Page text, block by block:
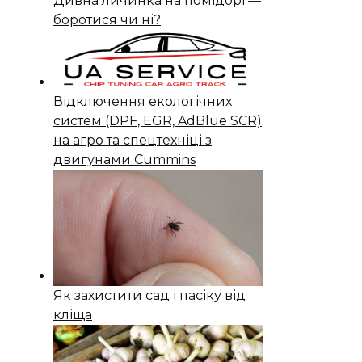
боротися чи ні?
Відключення екологічних
систем (DPF, EGR, AdBlue SCR)
на агро та спецтехніці з
двигунами Cummins
Як захистити сад і пасіку від
кліща